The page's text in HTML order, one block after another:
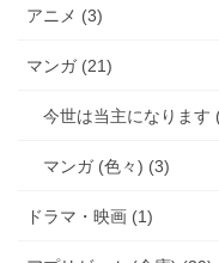
アニメ (3)
マンガ (21)
今世は当主になります
マンガ (色々) (3)
ドラマ・映画 (1)